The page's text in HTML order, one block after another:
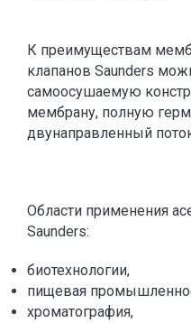
К преимуществам
клапанов Saunders
самоосушаемую
мембрану, полную
двунаправленный
Области применения
Saunders:
биотехнологии,
пищевая
хроматография,